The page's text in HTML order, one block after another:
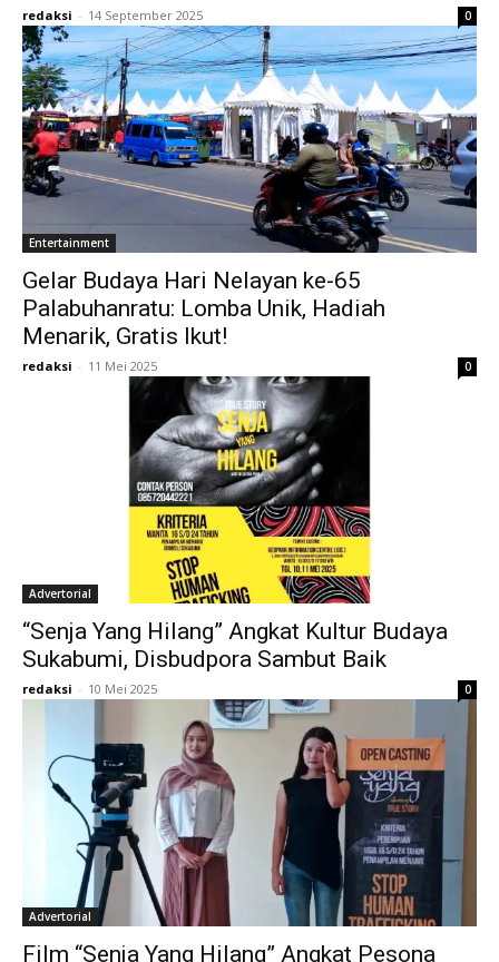
redaksi - 14 September 2025 0
Entertainment
Gelar Budaya Hari Nelayan ke-65
Palabuhanratu: Lomba Unik, Hadiah
Menarik, Gratis Ikut!
redaksi - 11 Mei 2025 0
Advertorial
“Senja Yang Hilang” Angkat Kultur Budaya
Sukabumi, Disbudpora Sambut Baik
redaksi - 10 Mei 2025 0
Advertorial
Film “Senja Yang Hilang” Angkat Pesona